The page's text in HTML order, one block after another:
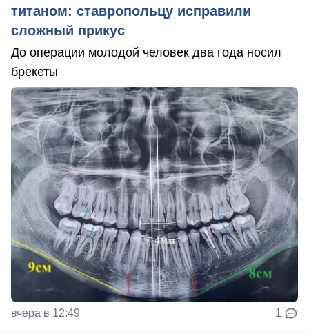
титаном: ставропольцу исправили
сложный прикус
До операции молодой человек два года носил
брекеты
вчера в 12:49 1